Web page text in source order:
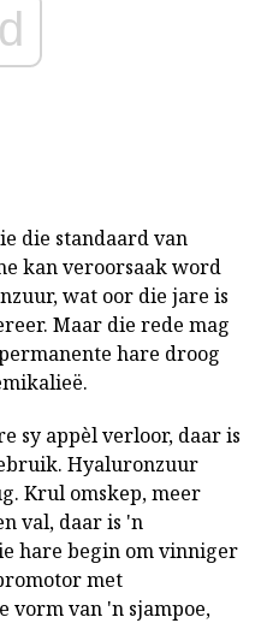
die standaard van
kan veroorsaak word
wat oor die jare is
Maar die rede mag
hare droog
sy appèl verloor, daar is
Hyaluronzuur
Krul omskep, meer
val, daar is 'n
hare begin om vinniger
met
van 'n sjampoe,